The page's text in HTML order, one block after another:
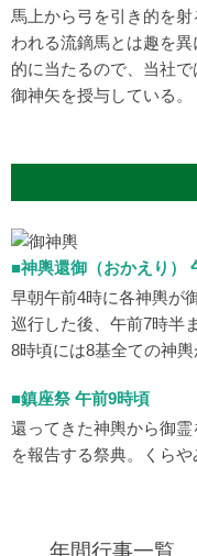
馬上から弓を引き的を
われる流鏑馬とは趣を
的に当たるので、当社
御神矢を授与している。
■神輿還御（おかえり）
早朝午前4時に各神輿が
巡行した後、午前7時半
8時頃には8基全ての神輿
■鎮座祭 午前9時頃
還ってきた神輿から御
を報告する祭典。くら
年間行事一覧